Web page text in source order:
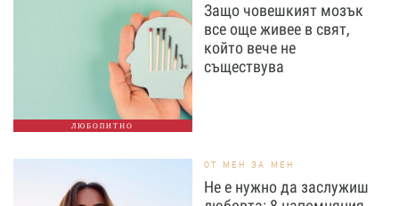
ЛЮБОПИТНО
Защо човешкият мозък
все още живее в свят,
който вече не
съществува
ОТ МЕН ЗА МЕН
Не е нужно да заслужиш